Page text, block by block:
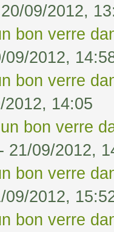
09/2012,
bon verre
09/2012,
bon verre
2012, 14:05
bon verre
- 21/09/2012,
bon verre
09/2012,
bon verre